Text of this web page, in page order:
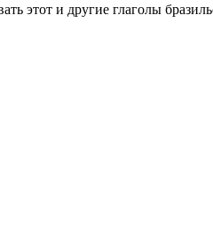
этот и другие глаголы